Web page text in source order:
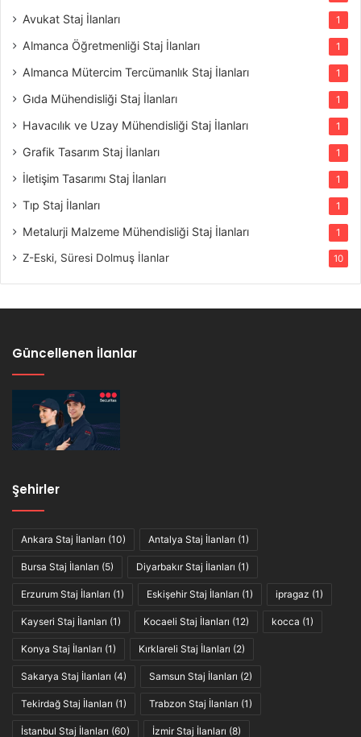
Avukat Staj İlanları 1
Almanca Öğretmenliği Staj İlanları 1
Almanca Mütercim Tercümanlık Staj İlanları 1
Gıda Mühendisliği Staj İlanları 1
Havacılık ve Uzay Mühendisliği Staj İlanları 1
Grafik Tasarım Staj İlanları 1
İletişim Tasarımı Staj İlanları 1
Tıp Staj İlanları 1
Metalurji Malzeme Mühendisliği Staj İlanları 1
Z-Eski, Süresi Dolmuş İlanlar 10
Güncellenen İlanlar
Şehirler
Ankara Staj İlanları (10) Antalya Staj İlanları (1)
Bursa Staj İlanları (5) Diyarbakır Staj İlanları (1)
Erzurum Staj İlanları (1) Eskişehir Staj İlanları (1) ipragaz (1)
Kayseri Staj İlanları (1) Kocaeli Staj İlanları (12) kocca (1)
Konya Staj İlanları (1) Kırklareli Staj İlanları (2)
Sakarya Staj İlanları (4) Samsun Staj İlanları (2)
Tekirdağ Staj İlanları (1) Trabzon Staj İlanları (1)
İstanbul Staj İlanları (60) İzmir Staj İlanları (8)